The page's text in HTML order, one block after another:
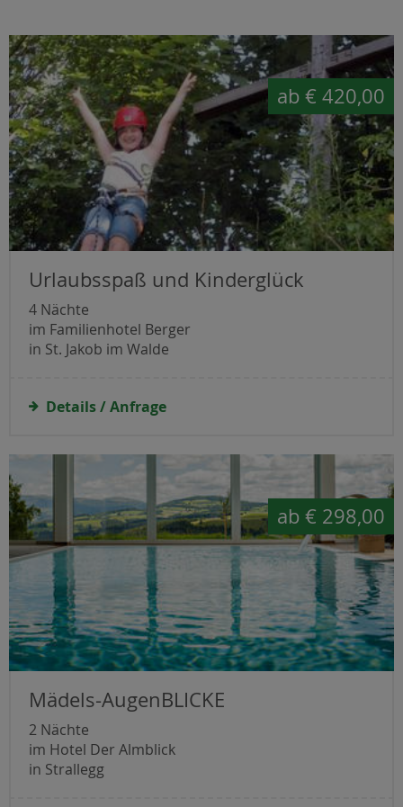
ab € 420,00
Urlaubsspaß und Kinderglück
4 Nächte
im Familienhotel Berger
in St. Jakob im Walde
Details / Anfrage
ab € 298,00
Mädels-AugenBLICKE
2 Nächte
im Hotel Der Almblick
in Strallegg